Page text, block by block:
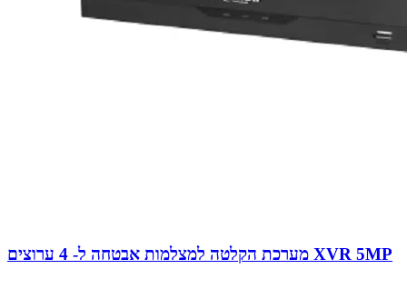
מערכת הקלטה למצלמות אבטחה ל- 4 ערוצים XVR 5MP